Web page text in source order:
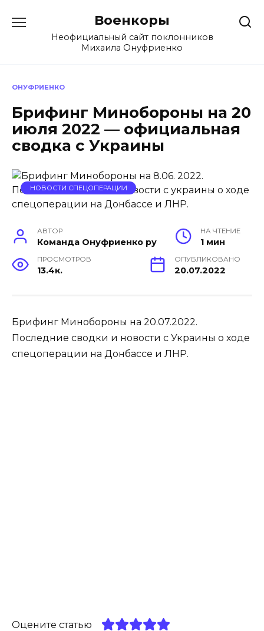
содержанию
Военкоры
Неофициальный сайт поклонников
Михаила Онуфриенко
ОНУФРИЕНКО
Брифинг Минобороны на 20
июля 2022 — официальная
сводка с Украины
НОВОСТИ СПЕЦОПЕРАЦИИ
АВТОР
Команда Онуфриенко ру
НА ЧТЕНИЕ
1 мин
ПРОСМОТРОВ
13.4к.
ОПУБЛИКОВАНО
20.07.2022
Брифинг Минобороны на 20.07.2022.
Последние сводки и новости с Украины о ходе
спецоперации на Донбассе и ЛНР.
Оцените статью